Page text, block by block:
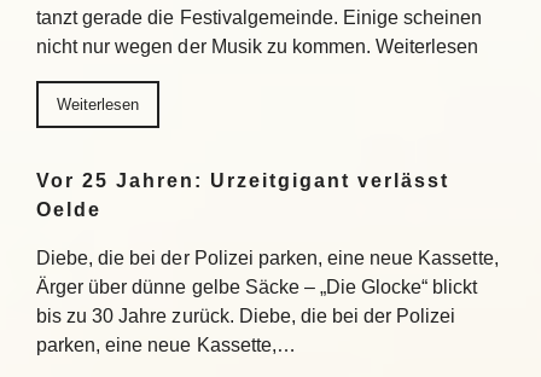
tanzt gerade die Festivalgemeinde. Einige scheinen
nicht nur wegen der Musik zu kommen. Weiterlesen
Weiterlesen
Vor 25 Jahren: Urzeitgigant verlässt
Oelde
Diebe, die bei der Polizei parken, eine neue Kassette,
Ärger über dünne gelbe Säcke – „Die Glocke“ blickt
bis zu 30 Jahre zurück. Diebe, die bei der Polizei
parken, eine neue Kassette,…